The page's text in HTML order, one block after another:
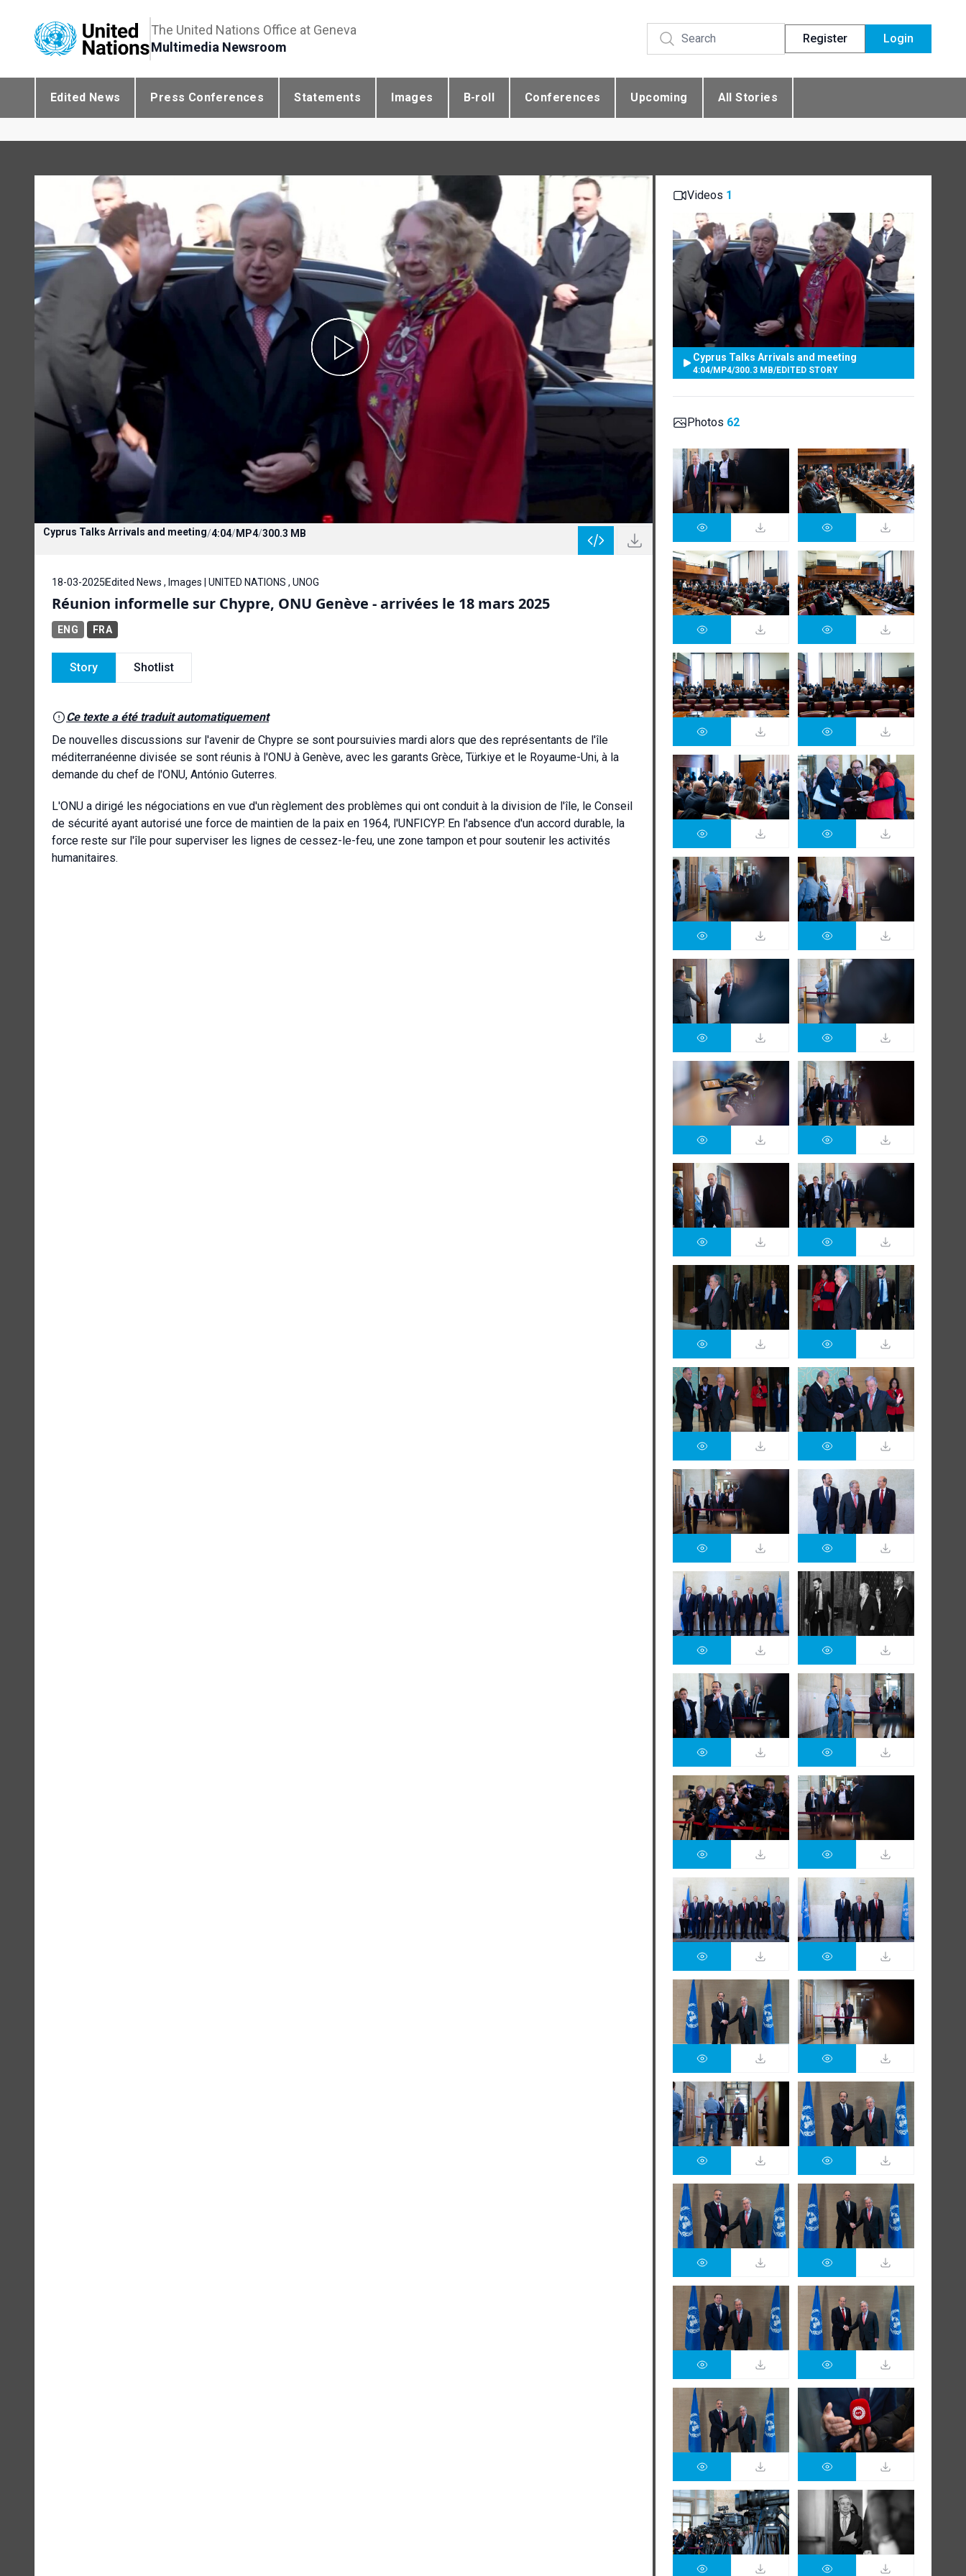
The United Nations Office at Geneva
Multimedia Newsroom
Register Login
Edited News Press Conferences Statements Images B-roll Conferences Upcoming All Stories
Cyprus Talks Arrivals and meeting/4:04/MP4/300.3 MB
18-03-2025 Edited News , Images | UNITED NATIONS , UNOG
Réunion informelle sur Chypre, ONU Genève - arrivées le 18 mars 2025
ENG FRA
Story Shotlist
Ce texte a été traduit automatiquement
De nouvelles discussions sur l'avenir de Chypre se sont poursuivies mardi alors que des représentants de l'île
méditerranéenne divisée se sont réunis à l'ONU à Genève, avec les garants Grèce, Türkiye et le Royaume-Uni, à la
demande du chef de l'ONU, António Guterres.
L'ONU a dirigé les négociations en vue d'un règlement des problèmes qui ont conduit à la division de l'île, le Conseil
de sécurité ayant autorisé une force de maintien de la paix en 1964, l'UNFICYP. En l'absence d'un accord durable, la
force reste sur l'île pour superviser les lignes de cessez-le-feu, une zone tampon et pour soutenir les activités
humanitaires.
Videos 1
Cyprus Talks Arrivals and meeting
4:04/MP4/300.3 MB/EDITED STORY
Photos 62